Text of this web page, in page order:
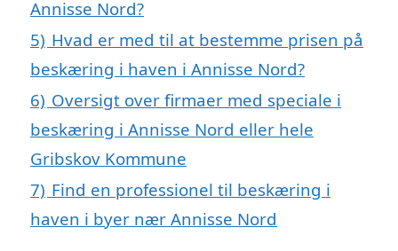
Annisse Nord?
5) Hvad er med til at bestemme prisen på
beskæring i haven i Annisse Nord?
6) Oversigt over firmaer med speciale i
beskæring i Annisse Nord eller hele
Gribskov Kommune
7) Find en professionel til beskæring i
haven i byer nær Annisse Nord